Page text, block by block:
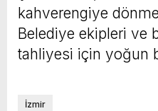
kahverengiye
Belediye ekipleri ve
tahliyesi için yoğun
İzmir